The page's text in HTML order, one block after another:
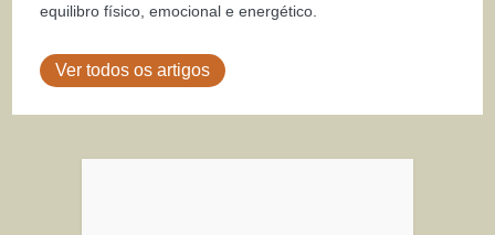
equilibro físico, emocional e energético.
Ver todos os artigos